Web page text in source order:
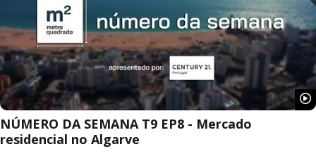
NÚMERO DA SEMANA T9 EP8 - Mercado
residencial no Algarve